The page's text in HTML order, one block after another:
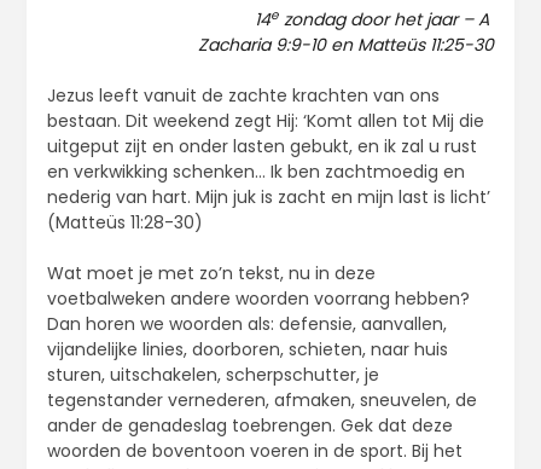
14e zondag door het jaar – A
Zacharia 9:9-10 en Matteüs 11:25-30
Jezus leeft vanuit de zachte krachten van ons
bestaan. Dit weekend zegt Hij: ‘Komt allen tot Mij die
uitgeput zijt en onder lasten gebukt, en ik zal u rust
en verkwikking schenken… Ik ben zachtmoedig en
nederig van hart. Mijn juk is zacht en mijn last is licht’
(Matteüs 11:28-30)
Wat moet je met zo’n tekst, nu in deze
voetbalweken andere woorden voorrang hebben?
Dan horen we woorden als: defensie, aanvallen,
vijandelijke linies, doorboren, schieten, naar huis
sturen, uitschakelen, scherpschutter, je
tegenstander vernederen, afmaken, sneuvelen, de
ander de genadeslag toebrengen. Gek dat deze
woorden de boventoon voeren in de sport. Bij het